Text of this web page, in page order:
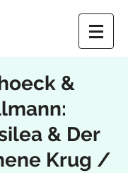
&
& Der
Krug /